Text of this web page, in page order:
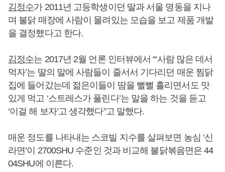
김정수가 2011년 고등학생이던 딸과 서울 명동을 지나
며 불닭 매장에 사람이 몰려있는 모습을 보고 제품 개발
을 결정했다고 한다.
김정수는 2017년 2월 언론 인터뷰에서 “‘사람 많은 데서
먹자’는 딸의 말에 사람들이 줄서서 기다리던 매운 찜닭
집에 들어갔는데 젊은이들이 땀을 뻘뻘 흘리면서도 맛
있게 먹고 ‘스트레스가 풀린다’는 말을 하는 것을 듣고
‘이걸 해 보자’고 생각했다”고 말했다.
매운 정도를 나타내는 스코빌 지수를 살펴보면 농심 ‘신
라면’이 2700SHU 수준인 것과 비교해 불닭볶음면은 44
04SHU에 이른다.